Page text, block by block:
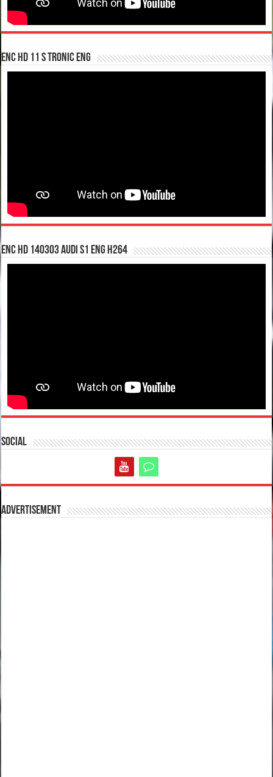
enc hd 11 S tronic ENG
enc hd 140303 Audi S1 ENG H264
Social
Advertisement